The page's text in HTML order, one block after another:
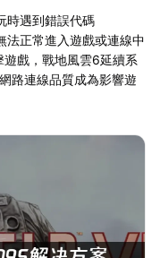
時遇到錯誤代碼
正常進入遊戲或連線中
戲，戰地風雲6延續系
路連線品質成為影響遊